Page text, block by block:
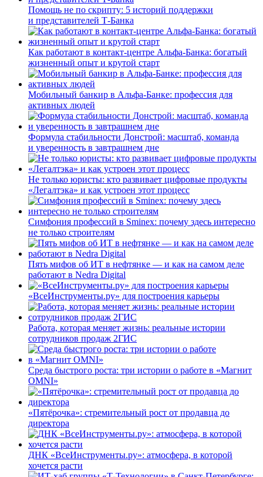
Помощь не по скрипту: 5 историй поддержки
и представителей Т-Банка
Как работают в контакт-центре Альфа-Банка: богатый
жизненный опыт и крутой старт
Мобильный банкир в Альфа-Банке: профессия для
активных людей
Формула стабильности Донстрой: масштаб, команда
и уверенность в завтрашнем дне
Не только юристы: кто развивает цифровые продукты
«Легалтэка» и как устроен этот процесс
Симфония профессий в Sminex: почему здесь интересно
не только строителям
Пять мифов об ИТ в нефтянке — и как на самом деле
работают в Nedra Digital
«ВсеИнструменты.ру» для построения карьеры
Работа, которая меняет жизнь: реальные истории
сотрудников продаж 2ГИС
Среда быстрого роста: три истории о работе в «Магнит
OMNI»
«Пятёрочка»: стремительный рост от продавца до
директора
ДНК «ВсеИнструменты.ру»: атмосфера, в которой
хочется расти